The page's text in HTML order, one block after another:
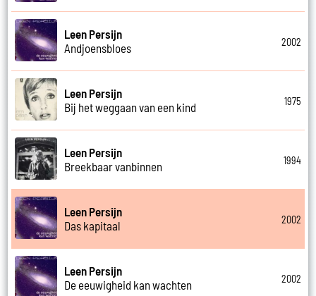
Leen Persijn
Andjoensbloes
2002
Leen Persijn
Bij het weggaan van een kind
1975
Leen Persijn
Breekbaar vanbinnen
1994
Leen Persijn
Das kapitaal
2002
Leen Persijn
De eeuwigheid kan wachten
2002